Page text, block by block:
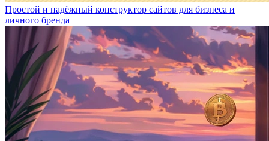
Простой и надёжный конструктор сайтов для бизнеса и
личного бренда